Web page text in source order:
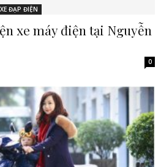
ĐẠP ĐIỆN
xe máy điện tại Nguyễn
0